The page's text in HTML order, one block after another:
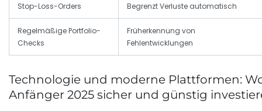
Stop-Loss-Orders Begrenzt Verluste automatisch
Regelmäßige Portfolio-
Checks
Früherkennung von
Fehlentwicklungen
Technologie und moderne Plattformen:
Anfänger 2025 sicher und günstig